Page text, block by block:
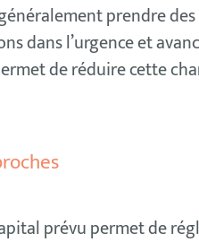
prendre
dans l’urgence et
de réduire cette
prévu permet de